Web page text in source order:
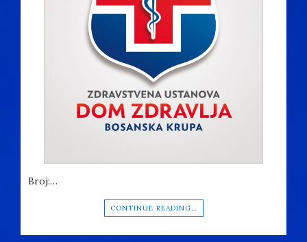
Broj:…
CONTINUE READING…